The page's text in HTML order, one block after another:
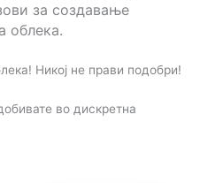
за создавање
облека.
Никој не прави подобри!
во дискретна